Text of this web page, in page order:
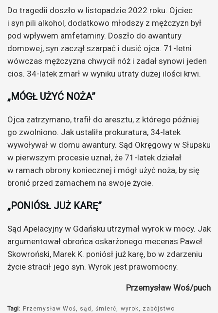
Do tragedii doszło w listopadzie 2022 roku. Ojciec
i syn pili alkohol, dodatkowo młodszy z mężczyzn był
pod wpływem amfetaminy. Doszło do awantury
domowej, syn zaczął szarpać i dusić ojca. 71-letni
wówczas mężczyzna chwycił nóż i zadał synowi jeden
cios. 34-latek zmarł w wyniku utraty dużej ilości krwi.
„MÓGŁ UŻYĆ NOŻA”
Ojca zatrzymano, trafił do aresztu, z którego później
go zwolniono. Jak ustaliła prokuratura, 34-latek
wywoływał w domu awantury. Sąd Okręgowy w Słupsku
w pierwszym procesie uznał, że 71-latek działał
w ramach obrony koniecznej i mógł użyć noża, by się
bronić przed zamachem na swoje życie.
„PONIÓSŁ JUŻ KARĘ”
Sąd Apelacyjny w Gdańsku utrzymał wyrok w mocy. Jak
argumentował obrońca oskarżonego mecenas Paweł
Skowroński, Marek K. poniósł już karę, bo w zdarzeniu
życie stracił jego syn. Wyrok jest prawomocny.
Przemysław Woś/puch
Tagi: Przemysław Woś sąd śmierć wyrok zabójstwo